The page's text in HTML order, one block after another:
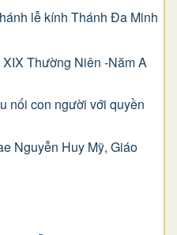
lễ kính Thánh Đa Minh
Thường Niên -Năm A
nối con người với quyền
Nguyễn Huy Mỹ, Giáo